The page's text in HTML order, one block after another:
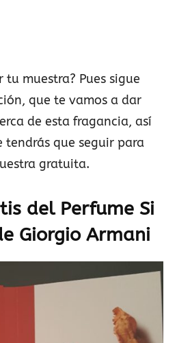
tu muestra? Pues sigue
que te vamos a dar
de esta fragancia, así
tendrás que seguir para
gratuita.
del Perfume Si
Giorgio Armani